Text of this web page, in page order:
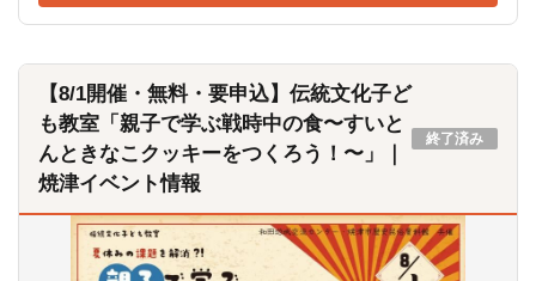
【8/1開催・無料・要申込】伝統文化子ど
も教室「親子で学ぶ戦時中の食〜すいと
んときなこクッキーをつくろう！〜」｜
焼津イベント情報
終了済み